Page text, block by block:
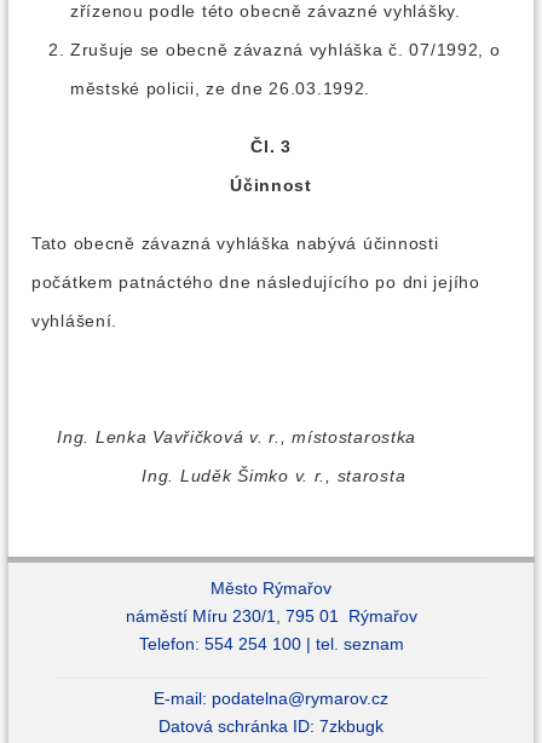
zřízenou podle této obecně závazné vyhlášky.
Zrušuje se obecně závazná vyhláška č. 07/1992, o
městské policii, ze dne 26.03.1992.
Čl. 3
Účinnost
Tato obecně závazná vyhláška nabývá účinnosti
počátkem patnáctého dne následujícího po dni jejího
vyhlášení.
Ing. Lenka Vavřičková v. r., místostarostka
Ing. Luděk Šimko v. r., starosta
Město Rýmařov
náměstí Míru 230/1, 795 01 Rýmařov
Telefon: 554 254 100 | tel. seznam
E-mail: podatelna@rymarov.cz
Datová schránka ID: 7zkbugk